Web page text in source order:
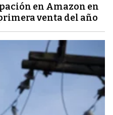
en Amazon en
venta del año